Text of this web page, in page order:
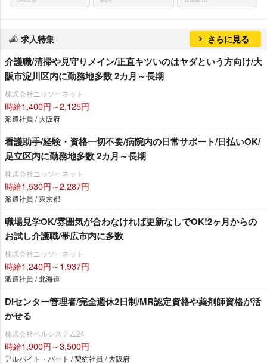
求人特集 さらに見る
介護職/清掃や見守りメイン/正直キツいのはヤダという方向け/大
阪市淀川区内に勤務地多数 2カ月～長期
株式会社ニッソーネット
時給1,400円～2,125円
派遣社員 / 大阪府
看護助手/経験・資格一切不要/病院内の日常サポート/日払いOK/
足立区内に勤務地多数 2カ月～長期
株式会社ニッソーネット
時給1,530円～2,287円
派遣社員 / 東京都
職場見学OK/雰囲気が合わなければ更新なしでOK!2ヶ月からの
お試し介護職/帯広市内に多数
株式会社ニッソーネット
時給1,240円～1,937円
派遣社員 / 北海道
DIセンター管理者/完全週休2日制/MR認定資格や薬剤師資格が活
かせる
株式会社ベルシステム24
時給1,900円～3,500円
アルバイト・パート / 契約社員 / 大阪府